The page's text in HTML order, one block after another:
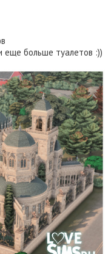
еще больше туалетов :))